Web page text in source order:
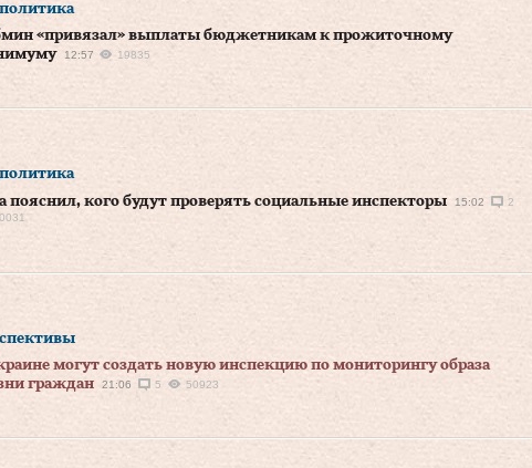
«привязал» выплаты бюджетникам к прожиточному
12:57 19835
пояснил, кого будут проверять социальные инспекторы
15:02
2
могут создать новую инспекцию по мониторингу образа
граждан
21:06 5 50923